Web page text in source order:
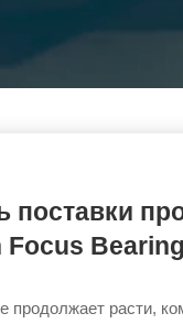
продолжает расти,